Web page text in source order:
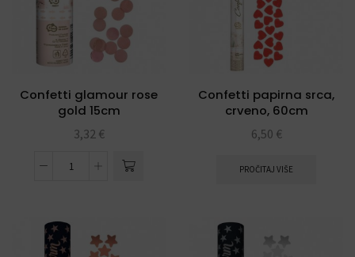
Confetti glamour rose
gold 15cm
3,32 €
Confetti papirna srca,
crveno, 60cm
6,50 €
PROČITAJ VIŠE